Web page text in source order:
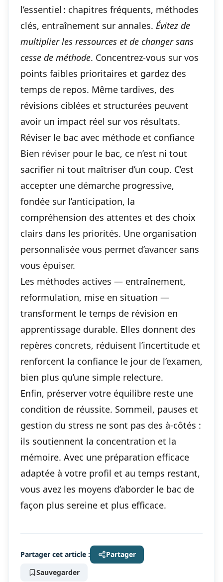
l’essentiel : chapitres fréquents, méthodes
clés, entraînement sur annales. Évitez de
multiplier les ressources et de changer sans
cesse de méthode. Concentrez-vous sur vos
points faibles prioritaires et gardez des
temps de repos. Même tardives, des
révisions ciblées et structurées peuvent
avoir un impact réel sur vos résultats.
Réviser le bac avec méthode et confiance
Bien réviser pour le bac, ce n’est ni tout
sacrifier ni tout maîtriser d’un coup. C’est
accepter une démarche progressive,
fondée sur l’anticipation, la
compréhension des attentes et des choix
clairs dans les priorités. Une organisation
personnalisée vous permet d’avancer sans
vous épuiser.
Les méthodes actives — entraînement,
reformulation, mise en situation —
transforment le temps de révision en
apprentissage durable. Elles donnent des
repères concrets, réduisent l’incertitude et
renforcent la confiance le jour de l’examen,
bien plus qu’une simple relecture.
Enfin, préserver votre équilibre reste une
condition de réussite. Sommeil, pauses et
gestion du stress ne sont pas des à-côtés :
ils soutiennent la concentration et la
mémoire. Avec une préparation efficace
adaptée à votre profil et au temps restant,
vous avez les moyens d’aborder le bac de
façon plus sereine et plus efficace.
Partager cet article :
Partager
Sauvegarder